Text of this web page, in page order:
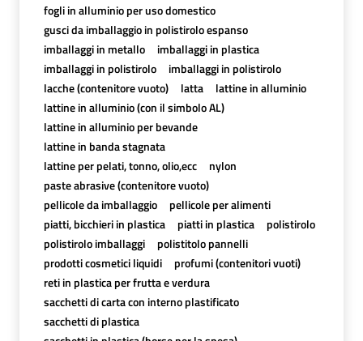
fogli in alluminio per uso domestico
gusci da imballaggio in polistirolo espanso
imballaggi in metallo
imballaggi in plastica
imballaggi in polistirolo
imballaggi in polistirolo
lacche (contenitore vuoto)
latta
lattine in alluminio
lattine in alluminio (con il simbolo AL)
lattine in alluminio per bevande
lattine in banda stagnata
lattine per pelati, tonno, olio,ecc
nylon
paste abrasive (contenitore vuoto)
pellicole da imballaggio
pellicole per alimenti
piatti, bicchieri in plastica
piatti in plastica
polistirolo
polistirolo imballaggi
polistitolo pannelli
prodotti cosmetici liquidi
profumi (contenitori vuoti)
reti in plastica per frutta e verdura
sacchetti di carta con interno plastificato
sacchetti di plastica